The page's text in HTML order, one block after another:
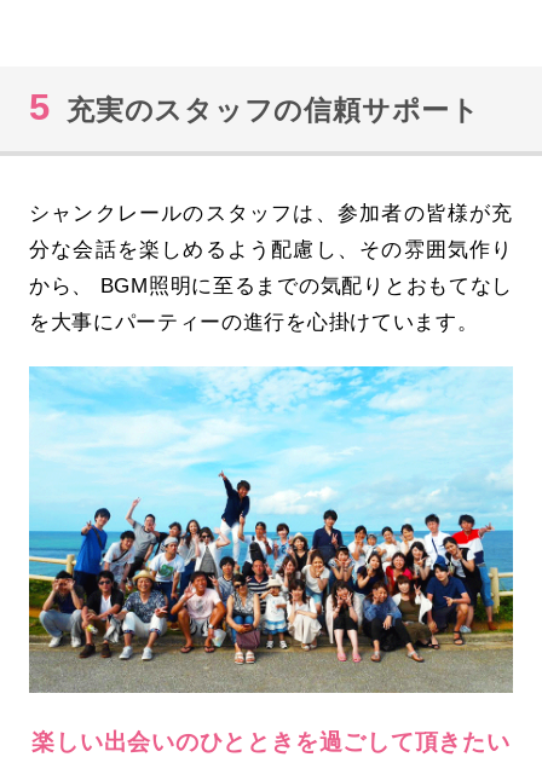
5 充実のスタッフの信頼サポート
シャンクレールのスタッフは、参加者の皆様が充
分な会話を楽しめるよう配慮し、その雰囲気作り
から、 BGM照明に至るまでの気配りとおもてなし
を大事にパーティーの進行を心掛けています。
楽しい出会いのひとときを過ごして頂きたい